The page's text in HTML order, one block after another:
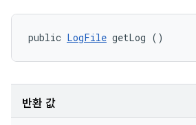
public LogFile getLog ()
반환 값